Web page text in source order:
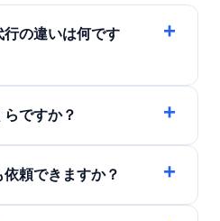
の違いは何です
ですか？
頼できますか？